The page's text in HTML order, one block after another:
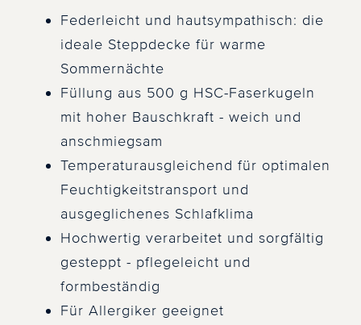
Federleicht und hautsympathisch: die
ideale Steppdecke für warme
Sommernächte
Füllung aus 500 g HSC-Faserkugeln
mit hoher Bauschkraft - weich und
anschmiegsam
Temperaturausgleichend für optimalen
Feuchtigkeitstransport und
ausgeglichenes Schlafklima
Hochwertig verarbeitet und sorgfältig
gesteppt - pflegeleicht und
formbeständig
Für Allergiker geeignet